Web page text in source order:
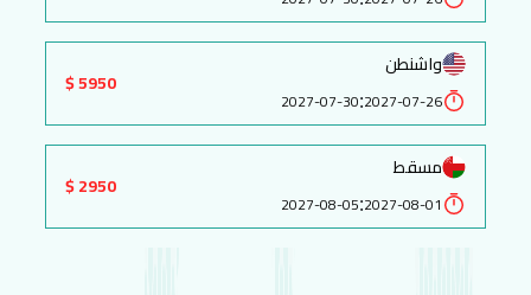
واشنطن
2027-07-26
:
2027-07-30
5950 $
مسقط
2027-08-01
:
2027-08-05
2950 $